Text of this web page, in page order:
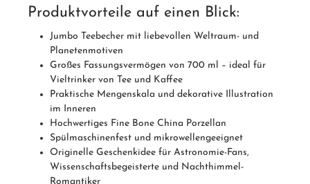
Produktvorteile auf einen Blick:
Jumbo Teebecher mit liebevollen Weltraum- und
Planetenmotiven
Großes Fassungsvermögen von 700 ml – ideal für
Vieltrinker von Tee und Kaffee
Praktische Mengenskala und dekorative Illustration
im Inneren
Hochwertiges Fine Bone China Porzellan
Spülmaschinenfest und mikrowellengeeignet
Originelle Geschenkidee für Astronomie-Fans,
Wissenschaftsbegeisterte und Nachthimmel-
Romantiker